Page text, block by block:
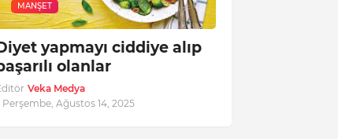
MANŞET
yapmayı ciddiye alıp
olanlar
Veka Medya
Perşembe, Ağustos 14, 2025